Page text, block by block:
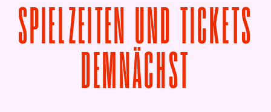
SPIELZEITEN UND TICKETS
DEMNÄCHST